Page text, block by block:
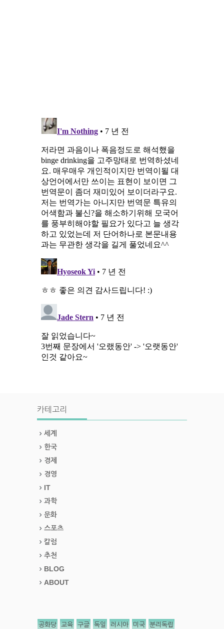
카테고리
세계
한국
경제
경영
IT
과학
문화
스포츠
칼럼
추천
BLOG
ABOUT
공화당 교육 구글 독일 러시아 미국 분리독립